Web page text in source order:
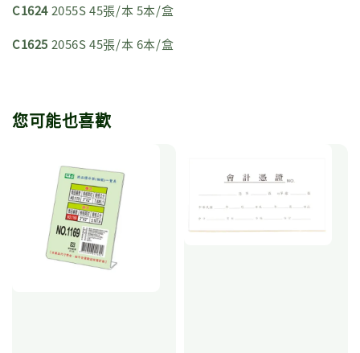
C16242055S 45張/本 5本/盒
C1625 2056S 45張/本 6本/盒
您可能也喜歡